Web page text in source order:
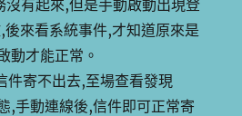
有起來,但是手動啟動出現登
來看系統事件,才知道原來是
動才能正常。
件寄不出去,至場查看發現
,手動連線後,信件即可正常寄